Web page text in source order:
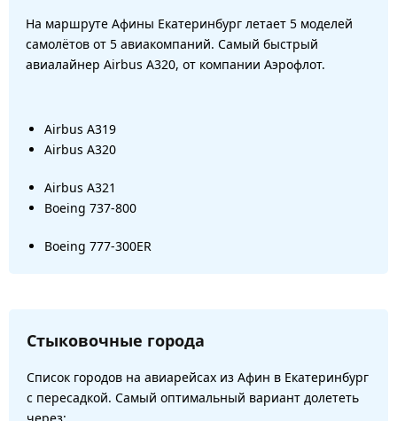
На маршруте Афины Екатеринбург летает 5 моделей
самолётов от 5 авиакомпаний. Самый быстрый
авиалайнер Airbus A320, от компании Аэрофлот.
Airbus A319
Airbus A320
Airbus A321
Boeing 737-800
Boeing 777-300ER
Стыковочные города
Список городов на авиарейсах из Афин в Екатеринбург
с пересадкой. Самый оптимальный вариант долететь
через: